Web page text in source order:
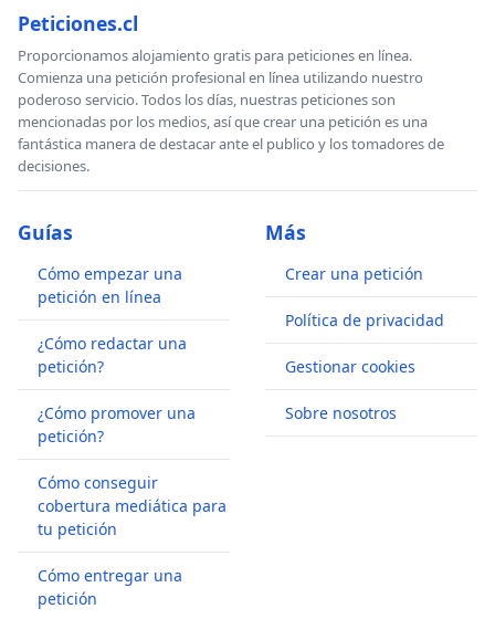
Peticiones.cl
Proporcionamos alojamiento gratis para peticiones en línea.
Comienza una petición profesional en línea utilizando nuestro
poderoso servicio. Todos los días, nuestras peticiones son
mencionadas por los medios, así que crear una petición es una
fantástica manera de destacar ante el publico y los tomadores de
decisiones.
Guías
Cómo empezar una
petición en línea
¿Cómo redactar una
petición?
¿Cómo promover una
petición?
Cómo conseguir
cobertura mediática para
tu petición
Cómo entregar una
petición
Más
Crear una petición
Política de privacidad
Gestionar cookies
Sobre nosotros